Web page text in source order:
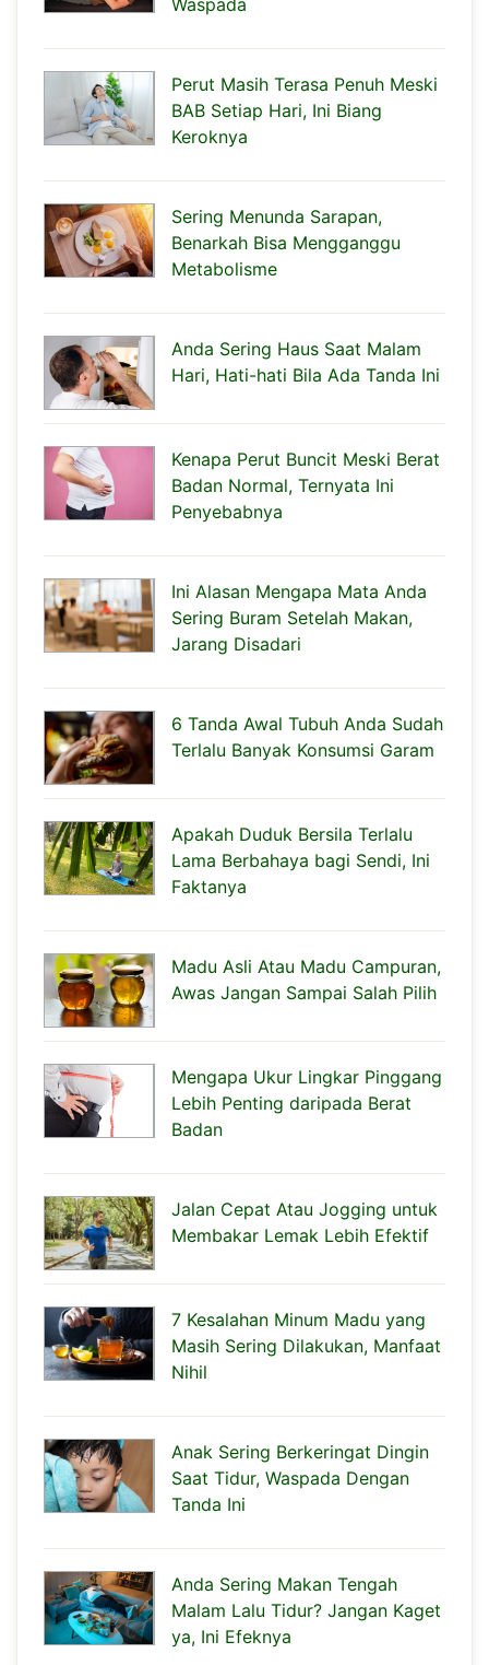
Perut Masih Terasa Penuh Meski
BAB Setiap Hari, Ini Biang
Keroknya
Sering Menunda Sarapan,
Benarkah Bisa Mengganggu
Metabolisme
Anda Sering Haus Saat Malam
Hari, Hati-hati Bila Ada Tanda Ini
Kenapa Perut Buncit Meski Berat
Badan Normal, Ternyata Ini
Penyebabnya
Ini Alasan Mengapa Mata Anda
Sering Buram Setelah Makan,
Jarang Disadari
6 Tanda Awal Tubuh Anda Sudah
Terlalu Banyak Konsumsi Garam
Apakah Duduk Bersila Terlalu
Lama Berbahaya bagi Sendi, Ini
Faktanya
Madu Asli Atau Madu Campuran,
Awas Jangan Sampai Salah Pilih
Mengapa Ukur Lingkar Pinggang
Lebih Penting daripada Berat
Badan
Jalan Cepat Atau Jogging untuk
Membakar Lemak Lebih Efektif
7 Kesalahan Minum Madu yang
Masih Sering Dilakukan, Manfaat
Nihil
Anak Sering Berkeringat Dingin
Saat Tidur, Waspada Dengan
Tanda Ini
Anda Sering Makan Tengah
Malam Lalu Tidur? Jangan Kaget
ya, Ini Efeknya